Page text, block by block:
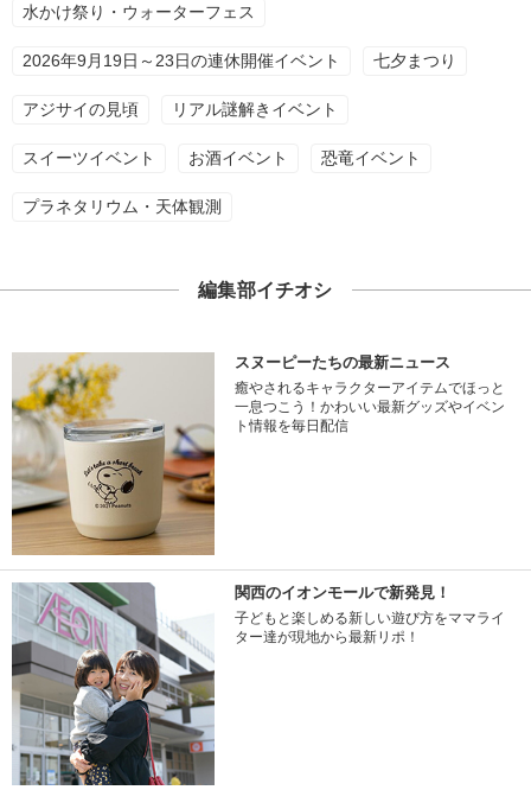
水かけ祭り・ウォーターフェス
2026年9月19日～23日の連休開催イベント 七夕まつり
アジサイの見頃 リアル謎解きイベント
スイーツイベント お酒イベント 恐竜イベント
プラネタリウム・天体観測
編集部イチオシ
スヌーピーたちの最新ニュース
癒やされるキャラクターアイテムでほっと
一息つこう！かわいい最新グッズやイベン
ト情報を毎日配信
関西のイオンモールで新発見！
子どもと楽しめる新しい遊び方をママライ
ター達が現地から最新リポ！